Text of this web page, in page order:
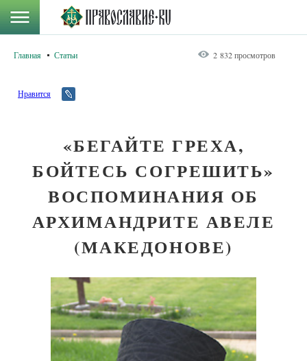
Главная Статьи 2 832 просмотров
Нравится
«БЕГАЙТЕ ГРЕХА,
БОЙТЕСЬ СОГРЕШИТЬ»
ВОСПОМИНАНИЯ ОБ
АРХИМАНДРИТЕ АВЕЛЕ
(МАКЕДОНОВЕ)